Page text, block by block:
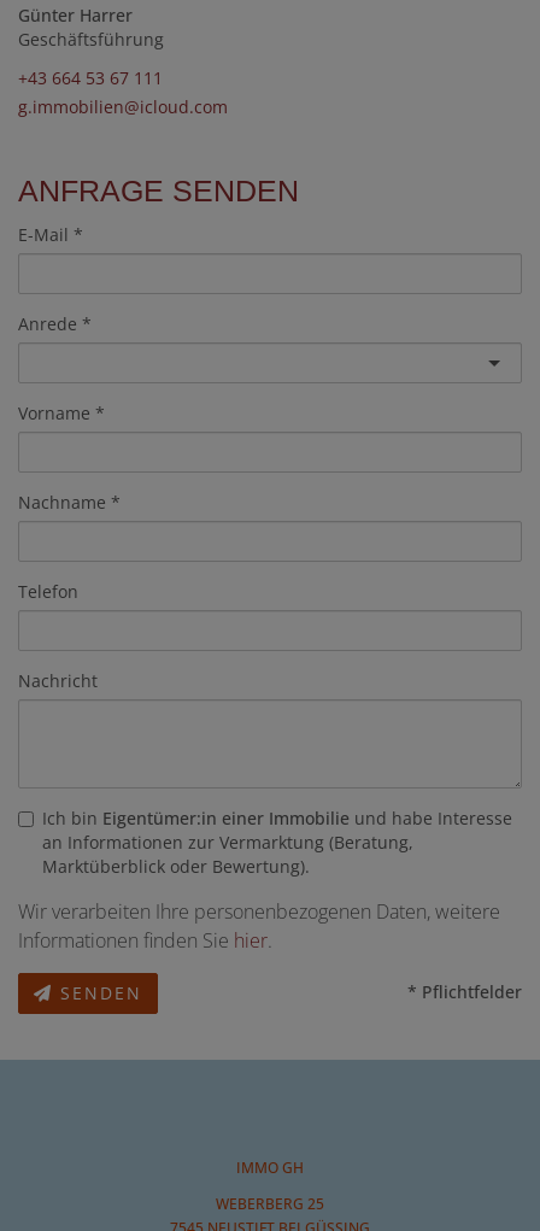
Günter Harrer
Geschäftsführung
+43 664 53 67 111
g.immobilien@icloud.com
ANFRAGE SENDEN
E-Mail
Anrede
Vorname
Nachname
Telefon
Nachricht
Ich bin Eigentümer:in einer Immobilie und habe Interesse
an Informationen zur Vermarktung (Beratung,
Marktüberblick oder Bewertung).
Wir verarbeiten Ihre personenbezogenen Daten, weitere
Informationen finden Sie hier.
SENDEN * Pflichtfelder
IMMO GH
WEBERBERG 25